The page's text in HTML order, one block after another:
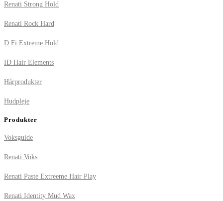
Renati Strong Hold
Renati Rock Hard
D:Fi Extreme Hold
ID Hair Elements
Hårprodukter
Hudpleje
Produkter
Voksguide
Renati Voks
Renati Paste Extreeme Hair Play
Renati Identity Mud Wax